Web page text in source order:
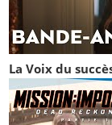
La Voix du